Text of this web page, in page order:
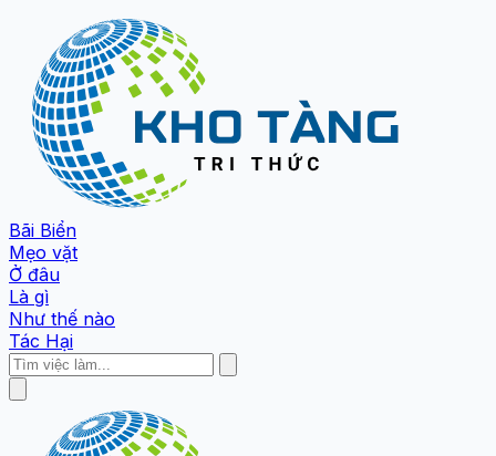
Bãi Biển
Mẹo vặt
Ở đâu
Là gì
Như thế nào
Tác Hại